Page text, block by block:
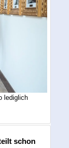
lediglich
schon